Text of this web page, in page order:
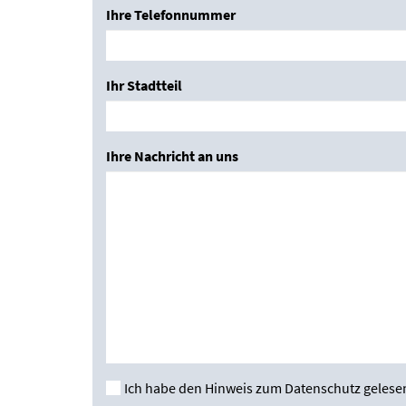
Ihre Telefonnummer
Ihr Stadtteil
Ihre Nachricht an uns
Ich habe den Hinweis zum Datenschutz